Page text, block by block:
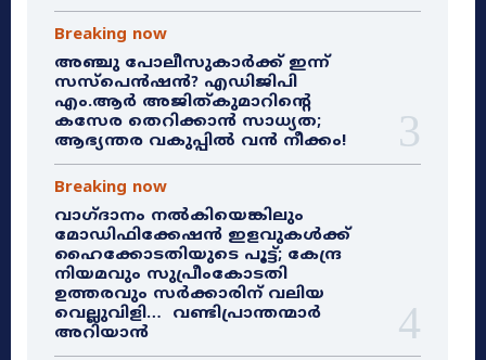
Breaking now
അഞ്ചു പോലീസുകാർക്ക് ഇന്ന്
സസ്‌പെൻഷൻ? എഡിജിപി
എം.ആർ അജിത്കുമാറിൻ്റെ
കസേര തെറിക്കാൻ സാധ്യത;
ആഭ്യന്തര വകുപ്പിൽ വൻ നീക്കം!
Breaking now
വാഗ്ദാനം നൽകിയെങ്കിലും
മോഡിഫിക്കേഷൻ ഇളവുകൾക്ക്
ഹൈക്കോടതിയുടെ പൂട്ട്; കേന്ദ്ര
നിയമവും സുപ്രീംകോടതി
ഉത്തരവും സർക്കാരിന് വലിയ
വെല്ലുവിളി… വണ്ടിപ്രാന്തന്മാർ
അറിയാൻ